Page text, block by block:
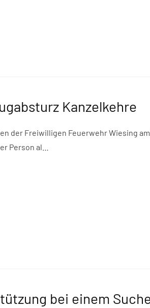
Kanzelkehre
der Freiwilligen Feuerwehr Wiesing am
Person al…
bei einem